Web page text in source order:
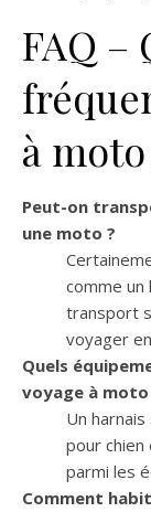
FAQ –
à
Peut-on
une moto ?
comme un
transport
voyager
Quels
voyage à moto
Un
pour
parmi les
Comment